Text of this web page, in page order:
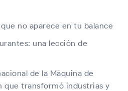
no aparece en tu balance
una lección de
de la Máquina de
que transformó industrias y